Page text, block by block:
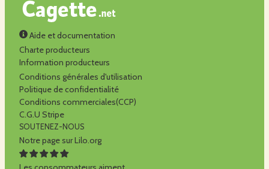
Aide et documentation
Charte producteurs
Information producteurs
Conditions générales d'utilisation
Politique de confidentialité
Conditions commerciales(CCP)
C.G.U Stripe
SOUTENEZ-NOUS
Notre page sur Lilo.org